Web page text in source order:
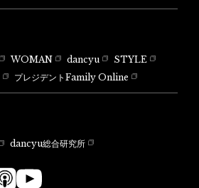
WOMAN dancyu
STYLE
プレジデントFamily Online
dancyu総合研究所